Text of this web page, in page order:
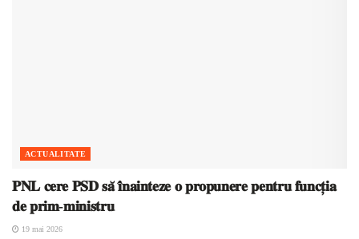
ACTUALITATE
𝐏𝐍𝐋 𝐜𝐞𝐫𝐞 𝐏𝐒𝐃 𝐬𝐚̆ 𝐢̂𝐧𝐚𝐢𝐧𝐭𝐞𝐳𝐞 𝐨 𝐩𝐫𝐨𝐩𝐮𝐧𝐞𝐫𝐞 𝐩𝐞𝐧𝐭𝐫𝐮 𝐟𝐮𝐧𝐜𝐭̦𝐢𝐚
𝐝𝐞 𝐩𝐫𝐢𝐦-𝐦𝐢𝐧𝐢𝐬𝐭𝐫𝐮
19 mai 2026